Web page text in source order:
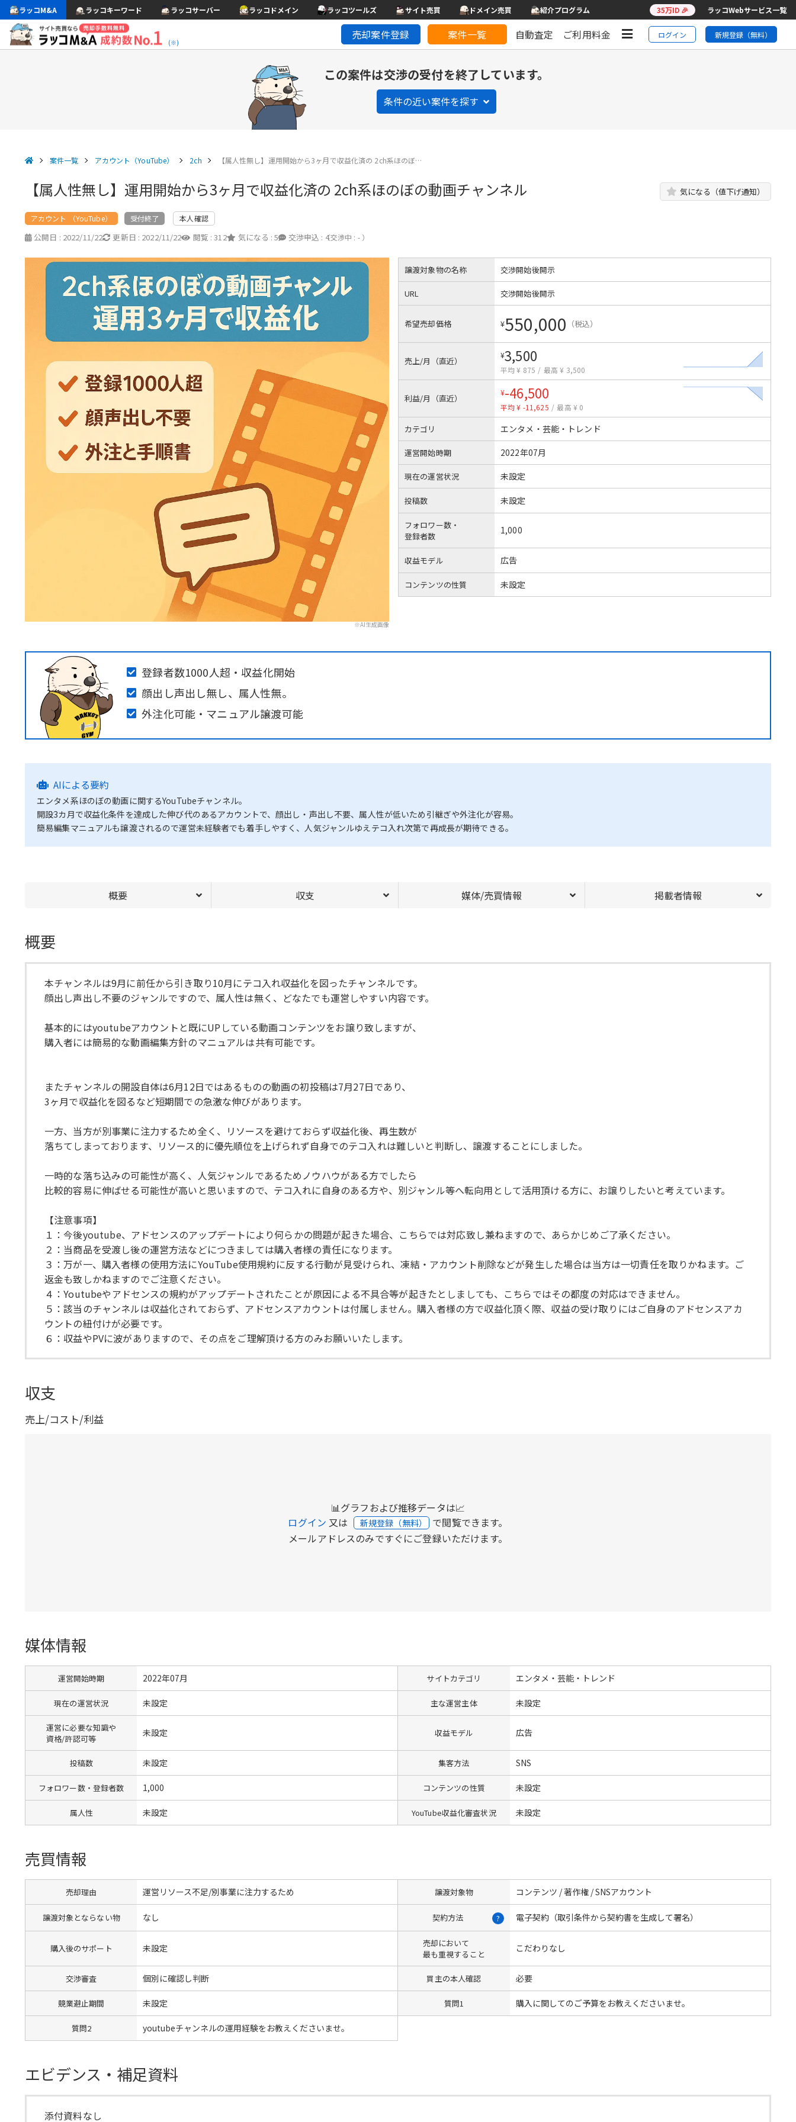
ラッコM&A ラッコキーワード ラッコサーバー ラッコドメイン ラッコツールズ サイト売買 ドメイン売買 紹介プログラム 35万ID 🎉 ラッコWebサービス一覧
(※)
売却案件登録 案件一覧 自動査定 ご利用料金 ログイン 新規登録（無料）
この案件は交渉の受付を終了しています。
条件の近い案件を探す
案件一覧 アカウント（YouTube） 2ch 【属人性無し】運用開始から3ヶ月で収益化済の 2ch系ほのぼ…
【属人性無し】運用開始から3ヶ月で収益化済の 2ch系ほのぼの動画チャンネル 気になる（値下げ通知）
アカウント （YouTube） 受付終了 本人確認
公開日 : 2022/11/22 更新日 : 2022/11/22 閲覧 :312 気になる : 5 交渉申込 : 4
（交渉中 : - ）
※AI生成画像
譲渡対象物の名称 交渉開始後開示
URL 交渉開始後開示
希望売却価格 ¥550,000 （税込）
売上/月（直近）
¥3,500
平均 ¥ 875 / 最高 ¥ 3,500
利益/月（直近）
¥-46,500
平均 ¥ -11,625 / 最高 ¥ 0
カテゴリ エンタメ・芸能・トレンド
運営開始時期 2022年07月
現在の運営状況 未設定
投稿数 未設定
フォロワー数・
登録者数
1,000
収益モデル 広告
コンテンツの性質 未設定
登録者数1000人超・収益化開始
顔出し声出し無し、属人性無。
外注化可能・マニュアル譲渡可能
AIによる要約
エンタメ系ほのぼの動画に関するYouTubeチャンネル。
開設3カ月で収益化条件を達成した伸び代のあるアカウントで、顔出し・声出し不要、属人性が低いため引継ぎや外注化が容易。
簡易編集マニュアルも譲渡されるので運営未経験者でも着手しやすく、人気ジャンルゆえテコ入れ次第で再成長が期待できる。
概要 収支 媒体/売買情報 掲載者情報
概要
本チャンネルは9月に前任から引き取り10月にテコ入れ収益化を図ったチャンネルです。
顔出し声出し不要のジャンルですので、属人性は無く、どなたでも運営しやすい内容です。
基本的にはyoutubeアカウントと既にUPしている動画コンテンツをお譲り致しますが、
購入者には簡易的な動画編集方針のマニュアルは共有可能です。
またチャンネルの開設自体は6月12日ではあるものの動画の初投稿は7月27日であり、
3ヶ月で収益化を図るなど短期間での急激な伸びがあります。
一方、当方が別事業に注力するため全く、リソースを避けておらず収益化後、再生数が
落ちてしまっております、リソース的に優先順位を上げられず自身でのテコ入れは難しいと判断し、譲渡することにしました。
一時的な落ち込みの可能性が高く、人気ジャンルであるためノウハウがある方でしたら
比較的容易に伸ばせる可能性が高いと思いますので、テコ入れに自身のある方や、別ジャンル等へ転向用として活用頂ける方に、お譲りしたいと考えています。
【注意事項】
１：今後youtube、アドセンスのアップデートにより何らかの問題が起きた場合、こちらでは対応致し兼ねますので、あらかじめご了承ください。
２：当商品を受渡し後の運営方法などにつきましては購入者様の責任になります。
３：万が一、購入者様の使用方法にYouTube使用規約に反する行動が見受けられ、凍結・アカウント削除などが発生した場合は当方は一切責任を取りかねます。ご
返金も致しかねますのでご注意ください。
４：Youtubeやアドセンスの規約がアップデートされたことが原因による不具合等が起きたとしましても、こちらではその都度の対応はできません。
５：該当のチャンネルは収益化されておらず、アドセンスアカウントは付属しません。購入者様の方で収益化頂く際、収益の受け取りにはご自身のアドセンスアカ
ウントの紐付けが必要です。
６：収益やPVに波がありますので、その点をご理解頂ける方のみお願いいたします。
収支
売上/コスト/利益
📊グラフおよび推移データは📈
ログイン 又は 新規登録（無料） で閲覧できます。
メールアドレスのみですぐにご登録いただけます。
媒体情報
運営開始時期 2022年07月 サイトカテゴリ エンタメ・芸能・トレンド
現在の運営状況 未設定 主な運営主体 未設定
運営に必要な知識や
資格/許認可等
未設定 収益モデル 広告
投稿数 未設定 集客方法 SNS
フォロワー数・登録者数 1,000 コンテンツの性質 未設定
属人性 未設定 YouTube収益化審査状況 未設定
売買情報
売却理由 運営リソース不足/別事業に注力するため 譲渡対象物 コンテンツ / 著作権 / SNSアカウント
譲渡対象とならない物 なし 契約方法 ? 電子契約（取引条件から契約書を生成して署名）
購入後のサポート 未設定
売却において
最も重視すること
こだわりなし
交渉審査 個別に確認し判断 買主の本人確認 必要
競業避止期間 未設定 質問1 購入に関してのご予算をお教えくださいませ。
質問2 youtubeチャンネルの運用経験をお教えくださいませ。
エビデンス・補足資料
添付資料なし